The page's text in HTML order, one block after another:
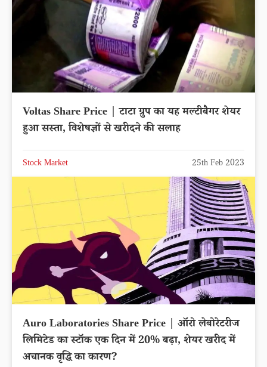
Voltas Share Price | टाटा ग्रुप का यह मल्टीबैगर शेयर
हुआ सस्ता, विशेषज्ञों से खरीदने की सलाह
Stock Market 25th Feb 2023
Auro Laboratories Share Price | ऑरो लेबोरेटरीज
लिमिटेड का स्टॉक एक दिन में 20% बढ़ा, शेयर खरीद में
अचानक वृद्धि का कारण?